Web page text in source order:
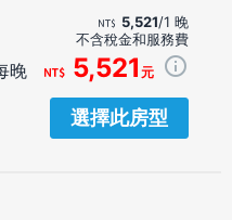
5,521/1 晚
不含稅金和服務費
晚 5,521 元
選擇此房型